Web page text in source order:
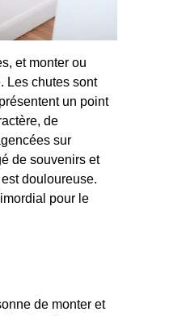
et monter ou
Les chutes sont
un point
de
sur
de souvenirs et
douloureuse.
pour le
de monter et